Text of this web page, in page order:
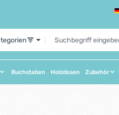
Buchstaben Holzdosen Zubehör